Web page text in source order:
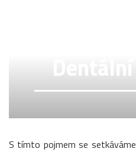
S tímto pojmem se